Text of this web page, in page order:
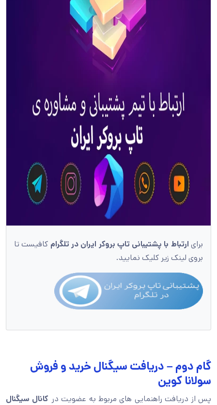
برایارتباط با پشتیبانی تاپ بروکر ایران در تلگرام کافیست تا
بروی لینک زیر کلیک نمایید.
گام دوم – دریافت سیگنال خرید و فروش
سولانا كوين
پس از دریافت راهنمایی های مربوط به عضویت در کانال سیگنال